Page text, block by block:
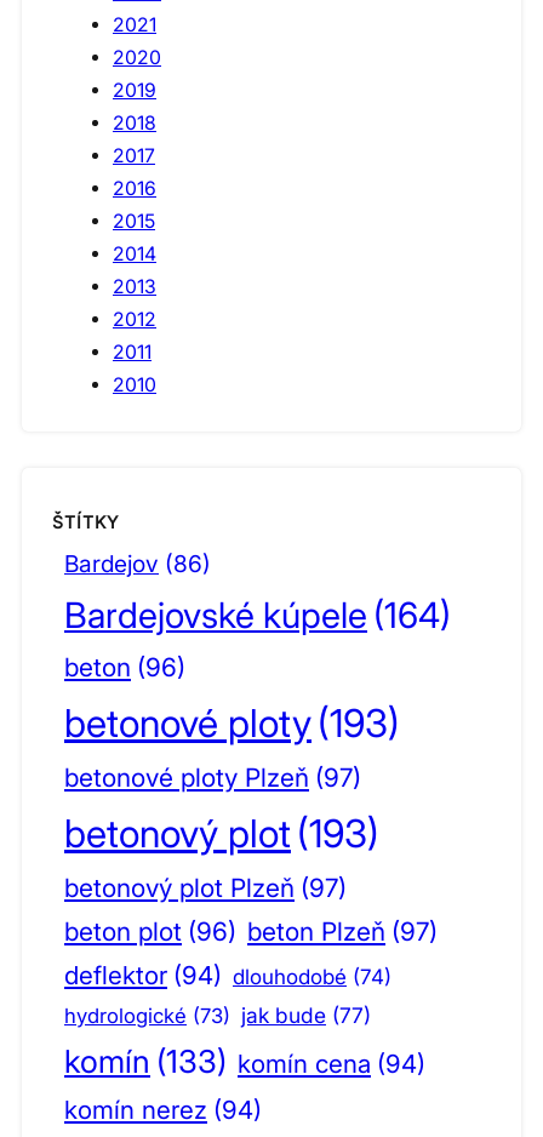
2021
2020
2019
2018
2017
2016
2015
2014
2013
2012
2011
2010
ŠTÍTKY
Bardejov (86)
Bardejovské kúpele (164)
beton (96)
betonové ploty(193)
betonové ploty Plzeň (97)
betonový plot (193)
betonový plot Plzeň (97)
beton plot (96) beton Plzeň (97)
deflektor (94) dlouhodobé (74)
hydrologické (73) jak bude (77)
komín (133) komín cena (94)
komín nerez (94)